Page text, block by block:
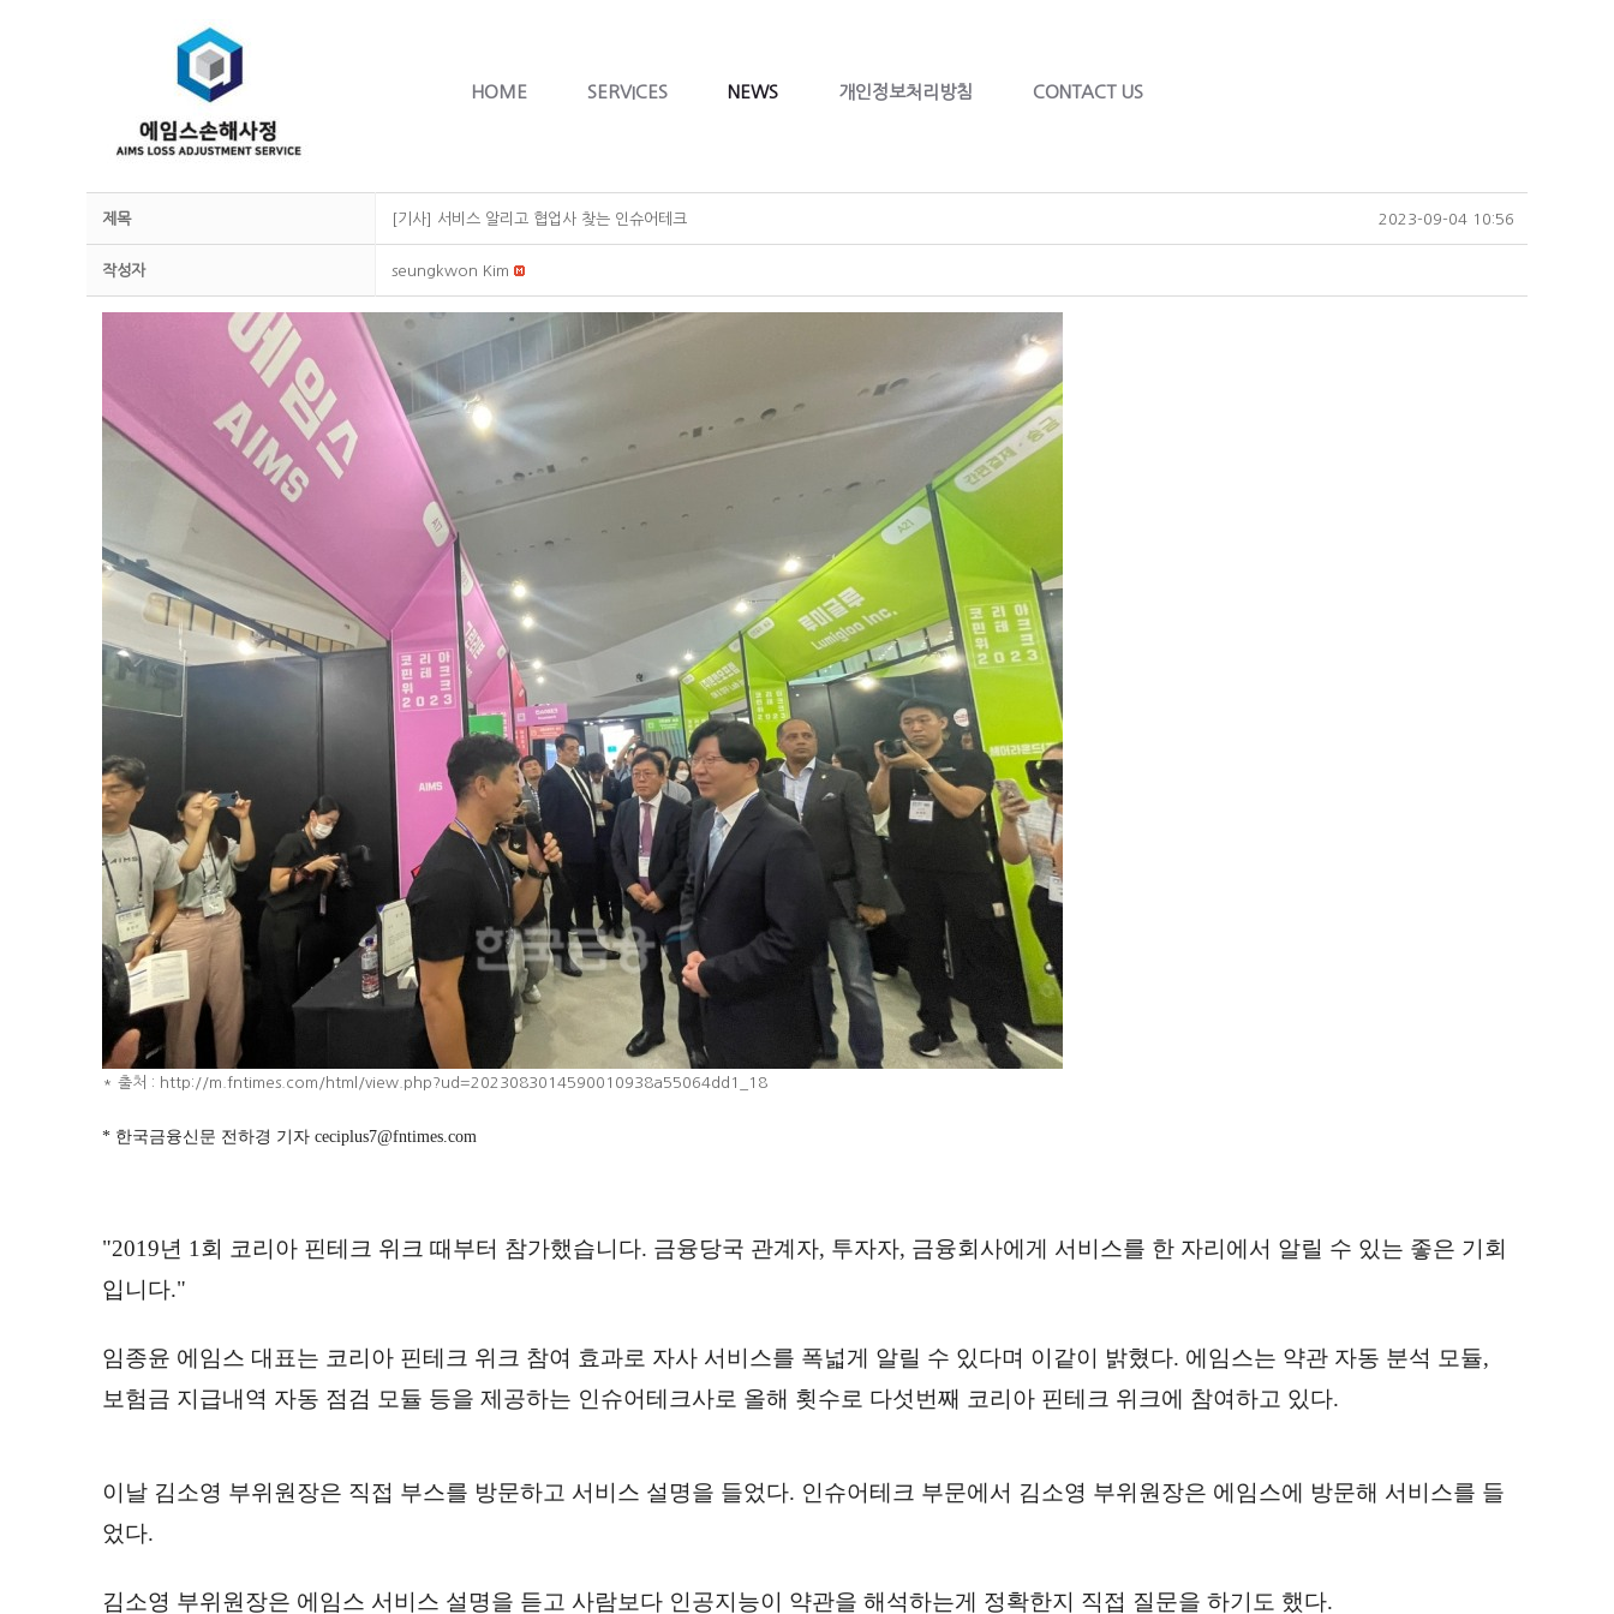
HOME SERVICES NEWS 개인정보처리방침 CONTACT US
제목 [기사] 서비스 알리고 협업사 찾는 인슈어테크 2023-09-04 10:56
작성자 seungkwon Kim
* 출처 : http://m.fntimes.com/html/view.php?ud=2023083014590010938a55064dd1_18
* 한국금융신문 전하경 기자 ceciplus7@fntimes.com
"2019년 1회 코리아 핀테크 위크 때부터 참가했습니다. 금융당국 관계자, 투자자, 금융회사에게 서비스를 한 자리에서 알릴 수 있는 좋은 기회
입니다."
임종윤 에임스 대표는 코리아 핀테크 위크 참여 효과로 자사 서비스를 폭넓게 알릴 수 있다며 이같이 밝혔다. 에임스는 약관 자동 분석 모듈,
보험금 지급내역 자동 점검 모듈 등을 제공하는 인슈어테크사로 올해 횟수로 다섯번째 코리아 핀테크 위크에 참여하고 있다.
이날 김소영 부위원장은 직접 부스를 방문하고 서비스 설명을 들었다. 인슈어테크 부문에서 김소영 부위원장은 에임스에 방문해 서비스를 들
었다.
김소영 부위원장은 에임스 서비스 설명을 듣고 사람보다 인공지능이 약관을 해석하는게 정확한지 직접 질문을 하기도 했다.